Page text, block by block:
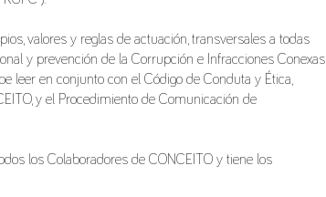
valores y reglas de actuación, transversales a todas
y prevención de la Corrupción e Infracciones Conexas,
leer en conjunto con el Código de Conduta y Ética,
y el Procedimiento de Comunicación de
los Colaboradores de CONCEITO y tiene los